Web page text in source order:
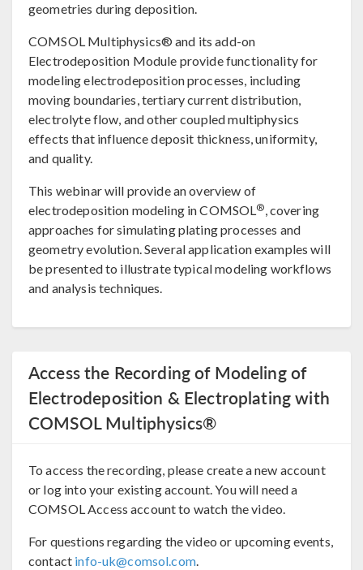
geometries during deposition.
COMSOL Multiphysics® and its add-on
Electrodeposition Module provide functionality for
modeling electrodeposition processes, including
moving boundaries, tertiary current distribution,
electrolyte flow, and other coupled multiphysics
effects that influence deposit thickness, uniformity,
and quality.
This webinar will provide an overview of
electrodeposition modeling in COMSOL®, covering
approaches for simulating plating processes and
geometry evolution. Several application examples will
be presented to illustrate typical modeling workflows
and analysis techniques.
Access the Recording of Modeling of
Electrodeposition & Electroplating with
COMSOL Multiphysics®
To access the recording, please create a new account
or log into your existing account. You will need a
COMSOL Access account to watch the video.
For questions regarding the video or upcoming events,
contact info-uk@comsol.com.